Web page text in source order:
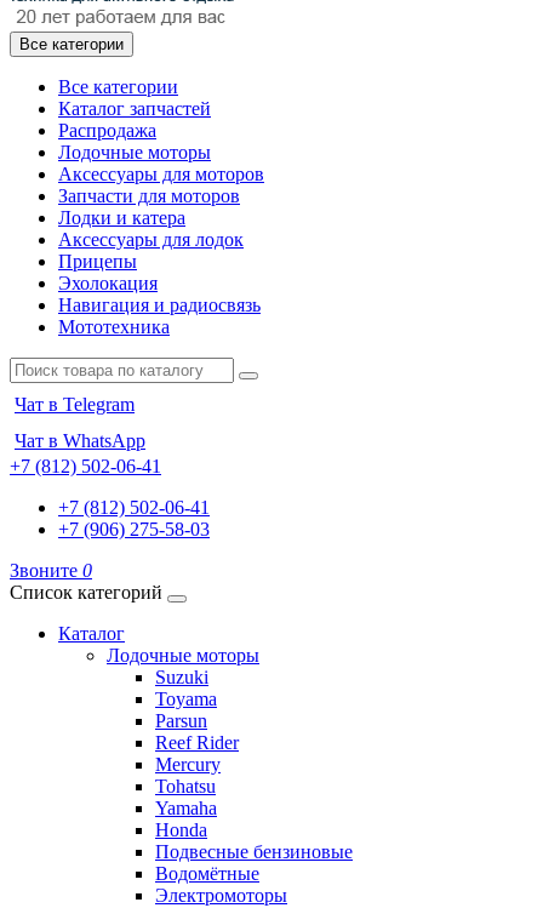
Все категории
Все категории
Каталог запчастей
Распродажа
Лодочные моторы
Аксессуары для моторов
Запчасти для моторов
Лодки и катера
Аксессуары для лодок
Прицепы
Эхолокация
Навигация и радиосвязь
Мототехника
Чат в Telegram
Чат в WhatsApp
+7 (812) 502-06-41
+7 (812) 502-06-41
+7 (906) 275-58-03
Звоните 0
Список категорий
Каталог
Лодочные моторы
Suzuki
Toyama
Parsun
Reef Rider
Mercury
Tohatsu
Yamaha
Honda
Подвесные бензиновые
Водомётные
Электромоторы